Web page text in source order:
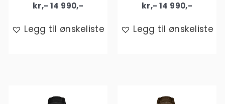
kr,- 14 990,-
Legg til ønskeliste
kr,- 14 990,-
Legg til ønskeliste